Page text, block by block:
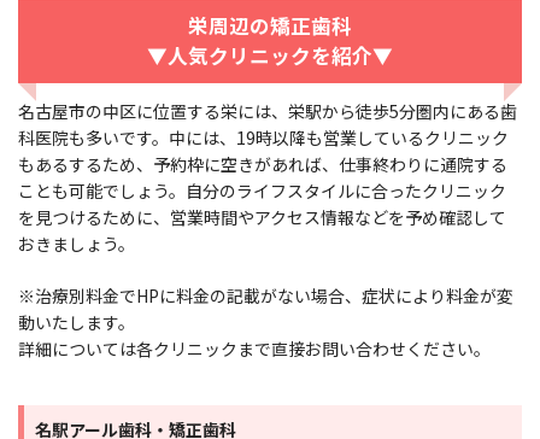
栄周辺の矯正歯科
▼人気クリニックを紹介▼
名古屋市の中区に位置する栄には、栄駅から徒歩5分圏内にある歯
科医院も多いです。中には、19時以降も営業しているクリニック
もあるするため、予約枠に空きがあれば、仕事終わりに通院する
ことも可能でしょう。自分のライフスタイルに合ったクリニック
を見つけるために、営業時間やアクセス情報などを予め確認して
おきましょう。
※治療別料金でHPに料金の記載がない場合、症状により料金が変
動いたします。
詳細については各クリニックまで直接お問い合わせください。
名駅アール歯科・矯正歯科